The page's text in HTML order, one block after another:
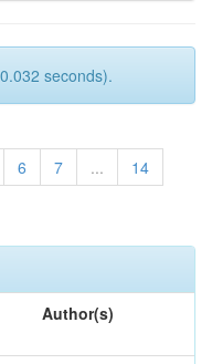
seconds).
6 7 ...
14
Author(s)